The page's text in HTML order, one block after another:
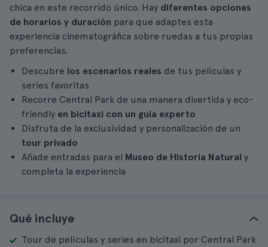
chica en este recorrido único. Hay diferentes opciones
de horarios y duración para que adaptes esta
experiencia cinematográfica sobre ruedas a tus propias
preferencias.
Descubre los escenarios reales de tus películas y
series favoritas
Recorre Central Park de una manera divertida y eco-
friendly en bicitaxi con un guía experto
Disfruta de la exclusividad y personalización de un
tour privado
Añade entradas para el Museo de Historia Natural y
completa la experiencia
Qué incluye
Tour de películas y series en bicitaxi por Central Park